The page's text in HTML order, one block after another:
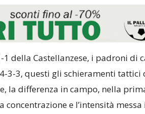
1 della Castellanzese, i padroni di
3-3, questi gli schieramenti tattici
la differenza in campo, nella
e l’intensità messa